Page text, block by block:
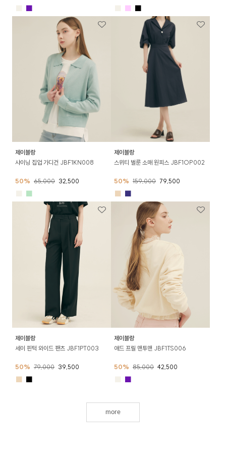
■ ■ ■
제이블랑
샤이닝 집업 가디건 JBF1KN008
50% 65,000 32,500
■
제이블랑
스위티 벌룬 소매 원피스 JBF1OP002
50% 159,000 79,500
■ ■
제이블랑
세이 핀턱 와이드 팬츠 JBF1PT003
50% 79,000 39,500
■ ■
제이블랑
애드 프릴 맨투맨 JBF1TS006
50% 85,000 42,500
■
more